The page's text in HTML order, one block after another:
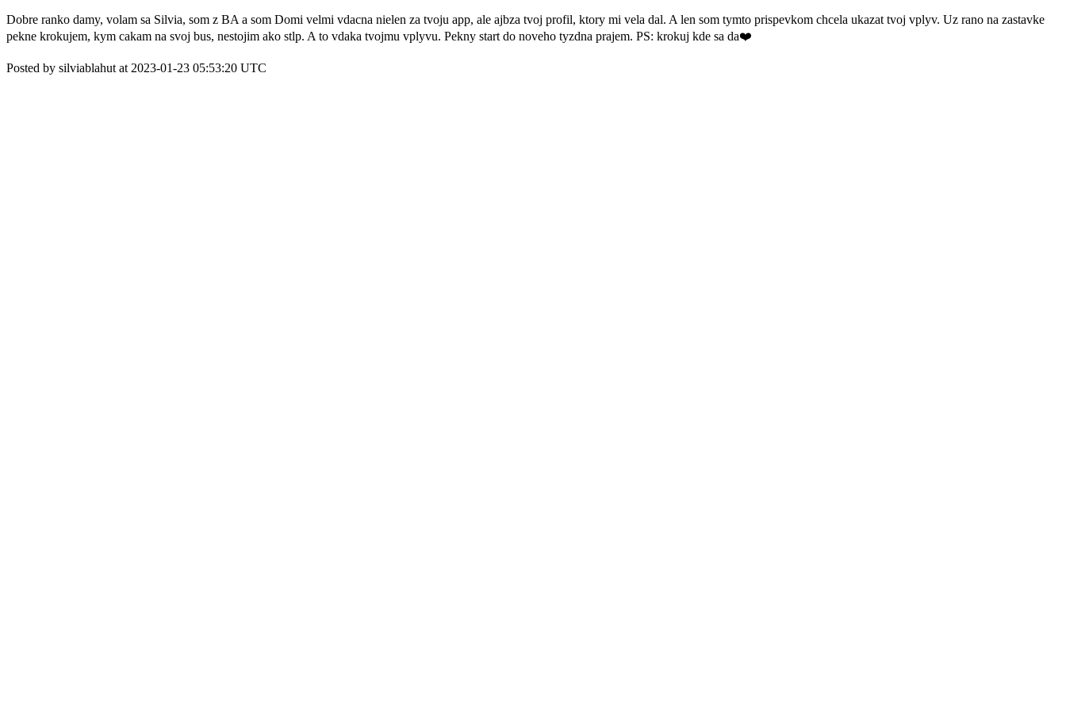
Dobre ranko damy, volam sa Silvia, som z BA a som Domi velmi vdacna nielen za tvoju app, ale ajbza tvoj profil, ktory mi vela dal. A len som tymto prispevkom chcela ukazat tvoj vplyv. Uz rano na zastavke
pekne krokujem, kym cakam na svoj bus, nestojim ako stlp. A to vdaka tvojmu vplyvu. Pekny start do noveho tyzdna prajem. PS: krokuj kde sa da❤️
Posted by silviablahut at 2023-01-23 05:53:20 UTC